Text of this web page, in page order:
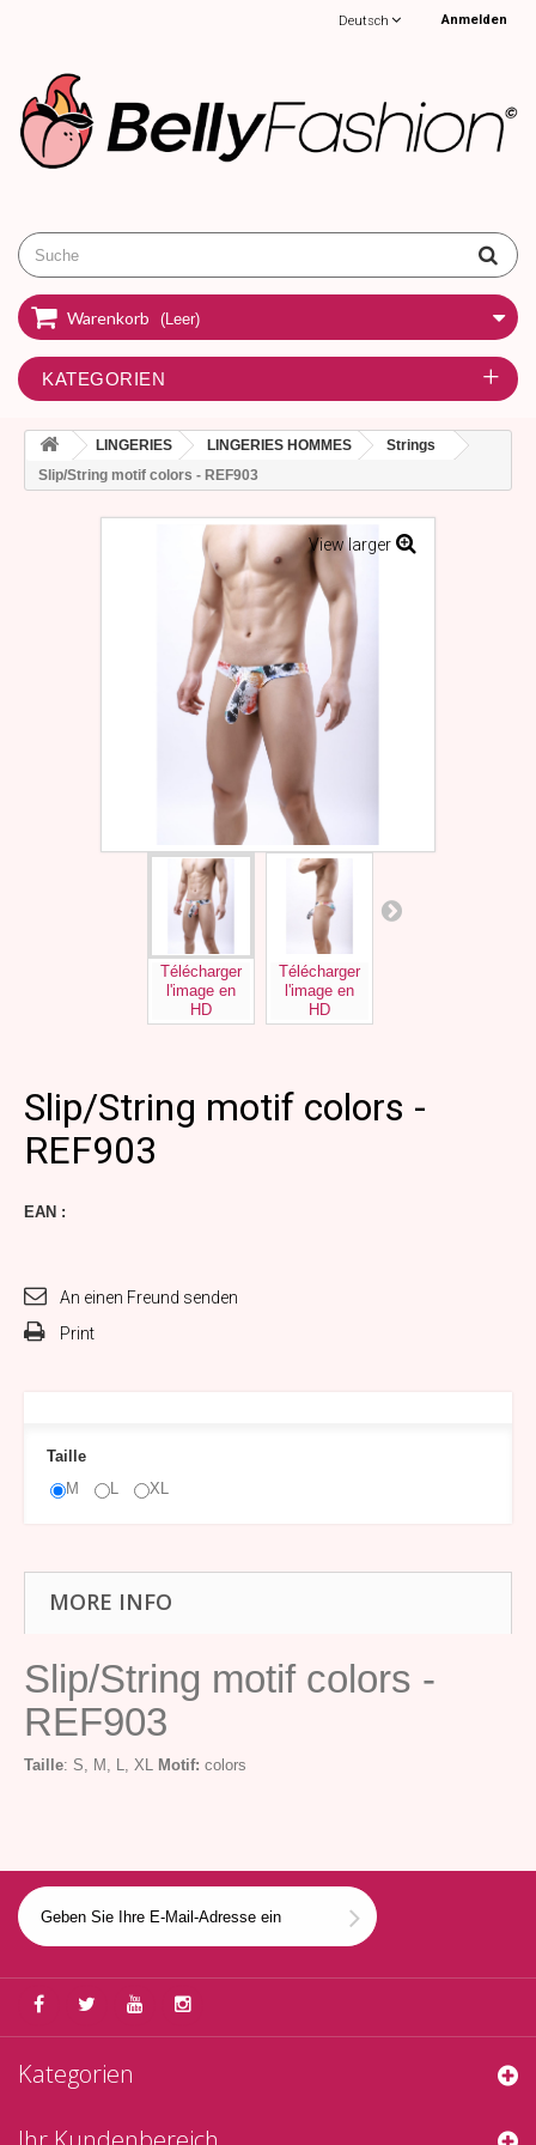
Anmelden
Deutsch
Warenkorb (Leer)
KATEGORIEN
LINGERIES LINGERIES HOMMES
Strings
Slip/String motif colors - REF903
View larger
Télécharger
l'image en
HD
Télécharger
l'image en
HD
Slip/String motif colors -
REF903
EAN :
An einen Freund senden
Print
Taille
M
L XL
MORE INFO
Slip/String motif colors -
REF903
Taille: S, M, L, XL Motif: colors
Kategorien